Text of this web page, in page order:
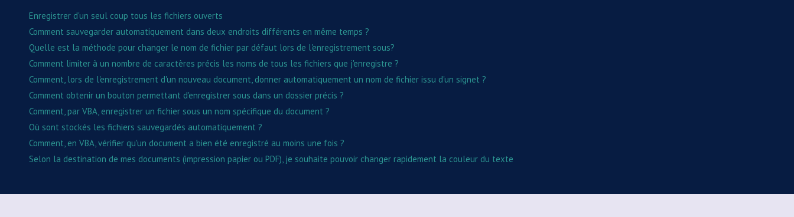
Enregistrer d'un seul coup tous les fichiers ouverts
Comment sauvegarder automatiquement dans deux endroits différents en même temps ?
Quelle est la méthode pour changer le nom de fichier par défaut lors de l'enregistrement sous?
Comment limiter à un nombre de caractères précis les noms de tous les fichiers que j'enregistre ?
Comment, lors de l'enregistrement d'un nouveau document, donner automatiquement un nom de fichier issu d'un signet ?
Comment obtenir un bouton permettant d'enregistrer sous dans un dossier précis ?
Comment, par VBA, enregistrer un fichier sous un nom spécifique du document ?
Où sont stockés les fichiers sauvegardés automatiquement ?
Comment, en VBA, vérifier qu'un document a bien été enregistré au moins une fois ?
Selon la destination de mes documents (impression papier ou PDF), je souhaite pouvoir changer rapidement la couleur du texte